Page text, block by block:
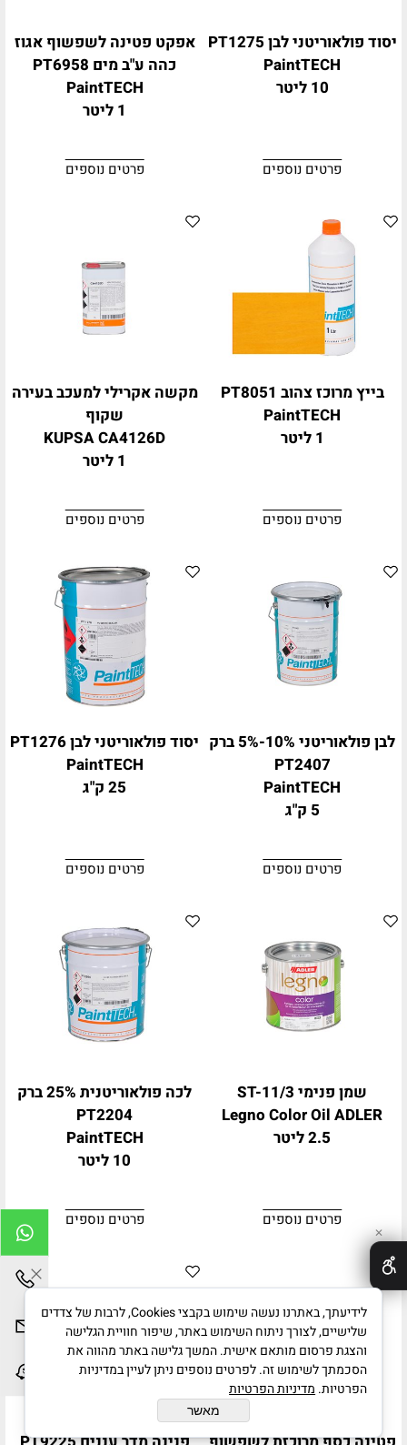
יסוד פולאוריטני לבן PT1275
PaintTECH
10 ליטר
פרטים נוספים
אפקט פטינה לשפשוף אגוז
כהה ע"ב מים PT6958
PaintTECH
1 ליטר
פרטים נוספים
בייץ מרוכז צהוב PT8051
PaintTECH
1 ליטר
פרטים נוספים
מקשה אקרילי למעכב בעירה
שקוף
KUPSA CA4126D
1 ליטר
פרטים נוספים
לבן פולאוריטני 10%-5% ברק
PT2407
PaintTECH
5 ק"ג
פרטים נוספים
יסוד פולאוריטני לבן PT1276
PaintTECH
25 ק"ג
פרטים נוספים
שמן פנימי ST-11/3
Legno Color Oil ADLER
2.5 ליטר
פרטים נוספים
לכה פולאוריטנית 25% ברק
PT2204
PaintTECH
10 ליטר
פרטים נוספים
✕
לידיעתך, באתרנו נעשה שימוש בקבצי Cookies, לרבות של צדדים
שלישיים, לצורך ניתוח השימוש באתר, שיפור חוויית הגלישה
והצגת פרסום מותאם אישית. המשך גלישה באתר מהווה את
הסכמתך לשימוש זה. לפרטים נוספים ניתן לעיין במדיניות
הפרטיות. מדיניות הפרטיות
מאשר